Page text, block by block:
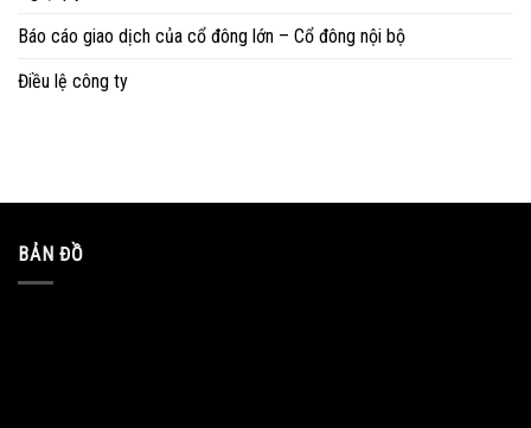
Báo cáo giao dịch của cổ đông lớn – Cổ đông nội bộ
Điều lệ công ty
BẢN ĐỒ